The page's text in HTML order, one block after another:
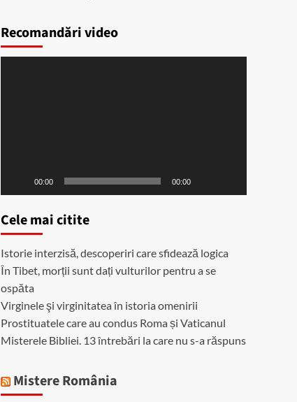
Recomandări video
00:00 00:00
Cele mai citite
Istorie interzisă, descoperiri care sfidează logica
În Tibet, morții sunt dați vulturilor pentru a se
ospăta
Virginele şi virginitatea în istoria omenirii
Prostituatele care au condus Roma și Vaticanul
Misterele Bibliei. 13 întrebări la care nu s-a răspuns
Mistere România